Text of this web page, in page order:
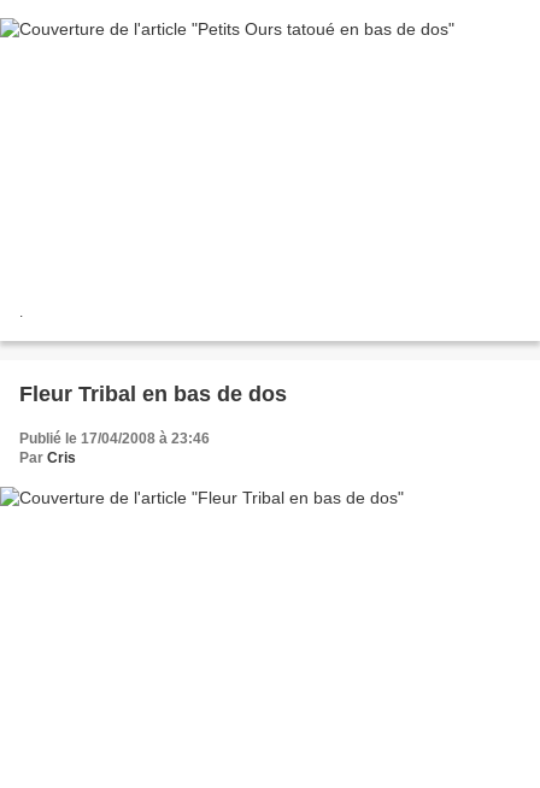
Fleur Tribal en bas de dos
Publié le 17/04/2008 à 23:46
Par Cris